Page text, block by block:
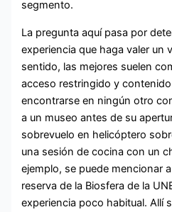
segmento.
La pregunta aquí pasa por
experiencia que haga valer un
sentido, las mejores suelen
acceso restringido y
encontrarse en ningún otro
a un museo antes de su
sobrevuelo en helicóptero
una sesión de cocina con un
ejemplo, se puede mencionar
reserva de la Biosfera de la
experiencia poco habitual. Allí